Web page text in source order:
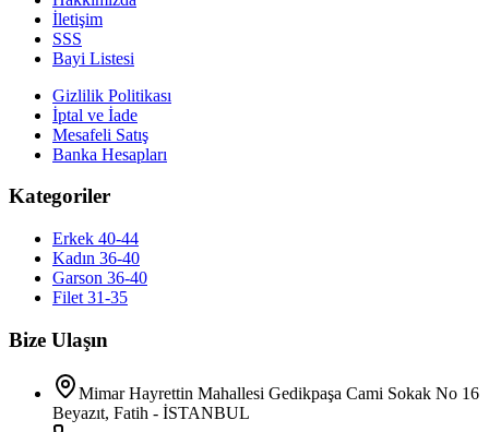
İletişim
SSS
Bayi Listesi
Gizlilik Politikası
İptal ve İade
Mesafeli Satış
Banka Hesapları
Kategoriler
Erkek 40-44
Kadın 36-40
Garson 36-40
Filet 31-35
Bize Ulaşın
Mimar Hayrettin Mahallesi Gedikpaşa Cami Sokak No 16
Beyazıt, Fatih - İSTANBUL